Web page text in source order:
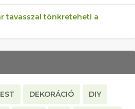
tavasszal tönkreteheti a
DEKORÁCIÓ DIY